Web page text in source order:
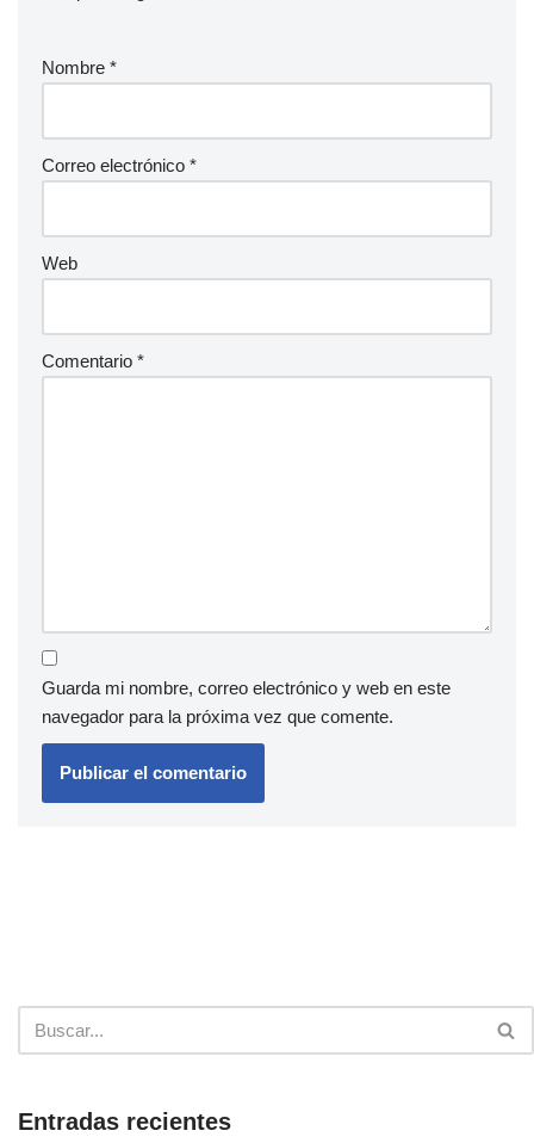
Nombre *
Correo electrónico *
Web
Comentario *
Guarda mi nombre, correo electrónico y web en este
navegador para la próxima vez que comente.
Entradas recientes